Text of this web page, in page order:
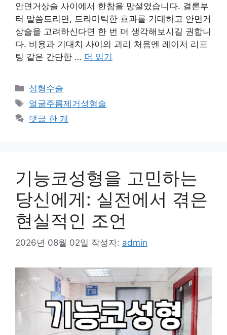
안면거상술 사이에서 한참을 망설였습니다. 결론부
터 말씀드리면, 드라마틱한 효과를 기대하고 안면거
상술을 고려하신다면 한 번 더 생각해보시길 권합니
다. 비용과 기대치 사이의 괴리 처음엔 레이저 리프
팅 같은 간단한 … 더 읽기
카
테
리
성형수술
태
그
얼굴주름제거성형술
댓글 한 개
기능코성형을 고민하는
당신에게: 실전에서 겪은
현실적인 조언
2026년 08월 02일 작성자: admin